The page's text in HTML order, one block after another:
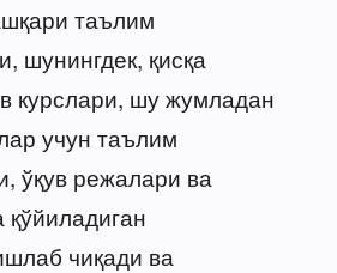
таълим
шунингдек, қисқа
курслари, шу жумладан
учун таълим
ўқув режалари ва
қўйиладиган
чиқади ва